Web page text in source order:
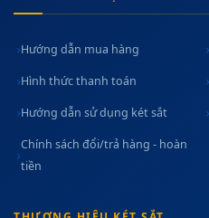
Hướng dẫn mua hàng
Hình thức thanh toán
Hướng dẫn sử dụng két sắt
Chính sách đổi/trả hàng - hoàn
tiền